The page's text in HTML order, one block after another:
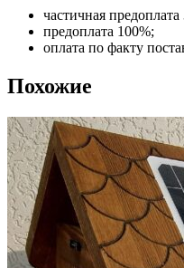
частичная
предоплата 100%;
оплата по факту
Похожие